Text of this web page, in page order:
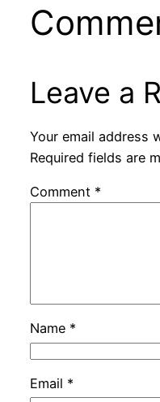
Leave a
Your email address
Required fields are
Comment *
Name *
Email *